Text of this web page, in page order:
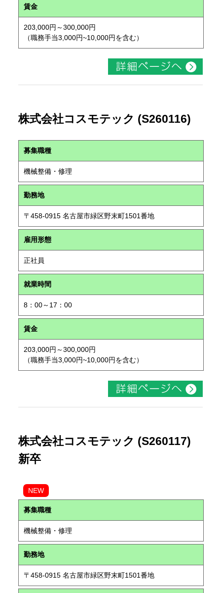
賃金
203,000円～300,000円
（職務手当3,000円~10,000円を含む）
株式会社コスモテック (S260116)
募集職種
機械整備・修理
勤務地
〒458-0915 名古屋市緑区野末町1501番地
雇用形態
正社員
就業時間
8：00～17：00
賃金
203,000円～300,000円
（職務手当3,000円~10,000円を含む）
株式会社コスモテック (S260117)
新卒
NEW
募集職種
機械整備・修理
勤務地
〒458-0915 名古屋市緑区野末町1501番地